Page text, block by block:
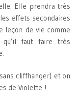
Elle prendra très
effets secondaires
leçon de vie comme
faut faire très
cliffhanger) et on
de Violette !